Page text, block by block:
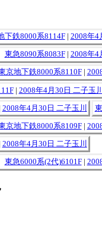
下鉄8000系8114F| 2008年4
東急8090系8083F| 2008年4
京地下鉄8000系8110F|
| 2008年4月30日 二子玉
2008年4月30日 二子玉川
京地下鉄8000系8109F|
2008年4月30日 二子玉川
東急6000系(2代)6101F|